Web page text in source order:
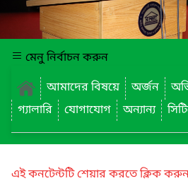
মেনু নির্বাচন করুন
আমাদের বিষয়ে
অর্জন
গ্যালারি
যোগাযোগ অন্যান্য
এই কনটেন্টটি শেয়ার করতে ক্লিক